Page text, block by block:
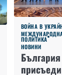
ВОЙНА В
ПОЛИТИКА
НОВИНИ